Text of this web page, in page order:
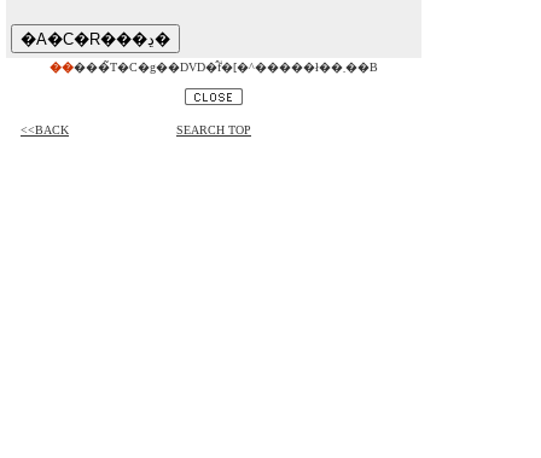
�� ���̃T�C�g��DVD�̂݃f�[�^�����ł��܂��B
<<BACK SEARCH TOP